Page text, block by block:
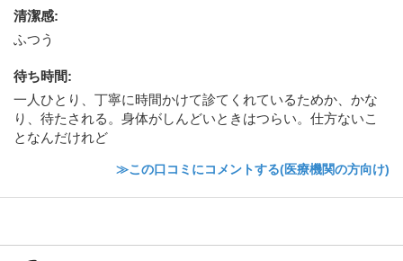
清潔感:
ふつう
待ち時間:
一人ひとり、丁寧に時間かけて診てくれているためか、かな
り、待たされる。身体がしんどいときはつらい。仕方ないこ
となんだけれど
≫この口コミにコメントする(医療機関の方向け)